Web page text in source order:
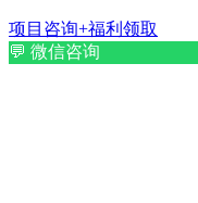
项目咨询+福利领取
💬 微信咨询